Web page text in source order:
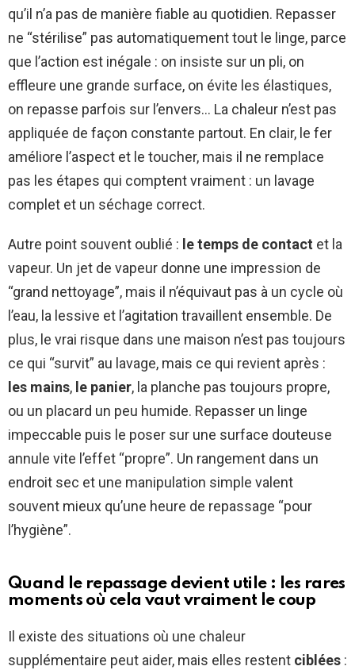
qu’il n’a pas de manière fiable au quotidien. Repasser
ne “stérilise” pas automatiquement tout le linge, parce
que l’action est inégale : on insiste sur un pli, on
effleure une grande surface, on évite les élastiques,
on repasse parfois sur l’envers… La chaleur n’est pas
appliquée de façon constante partout. En clair, le fer
améliore l’aspect et le toucher, mais il ne remplace
pas les étapes qui comptent vraiment : un lavage
complet et un séchage correct.
Autre point souvent oublié : le temps de contact et la
vapeur. Un jet de vapeur donne une impression de
“grand nettoyage”, mais il n’équivaut pas à un cycle où
l’eau, la lessive et l’agitation travaillent ensemble. De
plus, le vrai risque dans une maison n’est pas toujours
ce qui “survit” au lavage, mais ce qui revient après :
les mains, le panier, la planche pas toujours propre,
ou un placard un peu humide. Repasser un linge
impeccable puis le poser sur une surface douteuse
annule vite l’effet “propre”. Un rangement dans un
endroit sec et une manipulation simple valent
souvent mieux qu’une heure de repassage “pour
l’hygiène”.
Quand le repassage devient utile : les rares
moments où cela vaut vraiment le coup
Il existe des situations où une chaleur
supplémentaire peut aider, mais elles restent ciblées :